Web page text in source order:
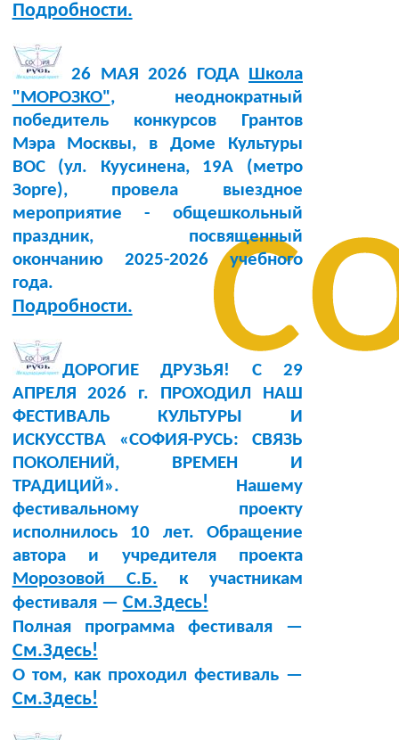
Подробности.
26 МАЯ 2026 ГОДА Школа
"МОРОЗКО", неоднократный
победитель конкурсов Грантов
Мэра Москвы, в Доме Культуры
BOC (ул. Куусинена, 19А (метро
Зорге), провела выездное
мероприятие - общешкольный
праздник, посвященный
окончанию 2025-2026 учебного
года.
Подробности.
ДОРОГИЕ ДРУЗЬЯ! С 29
АПРЕЛЯ 2026 г. ПРОХОДИЛ НАШ
ФЕСТИВАЛЬ КУЛЬТУРЫ И
ИСКУССТВА «СОФИЯ-РУСЬ: СВЯЗЬ
ПОКОЛЕНИЙ, ВРЕМЕН И
ТРАДИЦИЙ». Нашему
фестивальному проекту
исполнилось 10 лет. Обращение
автора и учредителя проекта
Морозовой С.Б. к участникам
фестиваля — См.Здесь!
Полная программа фестиваля —
См.Здесь!
О том, как проходил фестиваль —
См.Здесь!